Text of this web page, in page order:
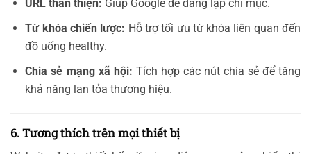
URL thân thiện: Giúp Google dễ dàng lập chỉ mục.
Từ khóa chiến lược: Hỗ trợ tối ưu từ khóa liên quan đến
đồ uống healthy.
Chia sẻ mạng xã hội: Tích hợp các nút chia sẻ để tăng
khả năng lan tỏa thương hiệu.
6. Tương thích trên mọi thiết bị